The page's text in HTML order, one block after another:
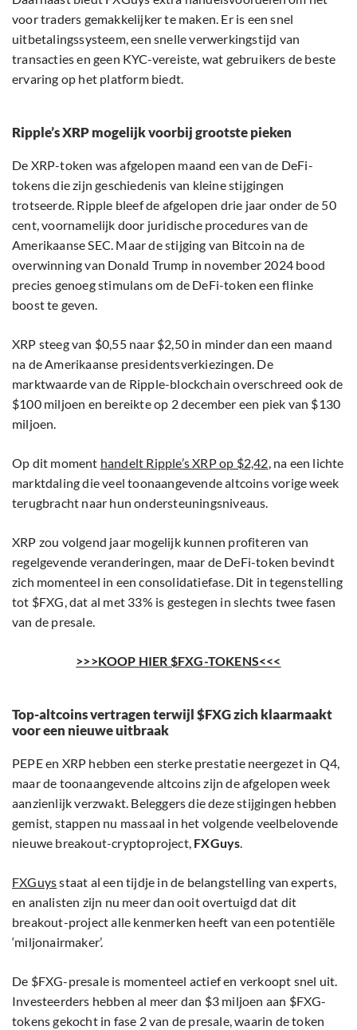
voor traders gemakkelijker te maken. Er is een snel
uitbetalingssysteem, een snelle verwerkingstijd van
transacties en geen KYC-vereiste, wat gebruikers de beste
ervaring op het platform biedt.
Ripple’s XRP mogelijk voorbij grootste pieken
De XRP-token was afgelopen maand een van de DeFi-
tokens die zijn geschiedenis van kleine stijgingen
trotseerde. Ripple bleef de afgelopen drie jaar onder de 50
cent, voornamelijk door juridische procedures van de
Amerikaanse SEC. Maar de stijging van Bitcoin na de
overwinning van Donald Trump in november 2024 bood
precies genoeg stimulans om de DeFi-token een flinke
boost te geven.
XRP steeg van $0,55 naar $2,50 in minder dan een maand
na de Amerikaanse presidentsverkiezingen. De
marktwaarde van de Ripple-blockchain overschreed ook de
$100 miljoen en bereikte op 2 december een piek van $130
miljoen.
Op dit moment handelt Ripple’s XRP op $2,42, na een lichte
marktdaling die veel toonaangevende altcoins vorige week
terugbracht naar hun ondersteuningsniveaus.
XRP zou volgend jaar mogelijk kunnen profiteren van
regelgevende veranderingen, maar de DeFi-token bevindt
zich momenteel in een consolidatiefase. Dit in tegenstelling
tot $FXG, dat al met 33% is gestegen in slechts twee fasen
van de presale.
>>>KOOP HIER $FXG-TOKENS<<<
Top-altcoins vertragen terwijl $FXG zich klaarmaakt
voor een nieuwe uitbraak
PEPE en XRP hebben een sterke prestatie neergezet in Q4,
maar de toonaangevende altcoins zijn de afgelopen week
aanzienlijk verzwakt. Beleggers die deze stijgingen hebben
gemist, stappen nu massaal in het volgende veelbelovende
nieuwe breakout-cryptoproject, FXGuys.
FXGuysstaat al een tijdje in de belangstelling van experts,
en analisten zijn nu meer dan ooit overtuigd dat dit
breakout-project alle kenmerken heeft van een potentiële
‘miljonairmaker’.
De $FXG-presale is momenteel actief en verkoopt snel uit.
Investeerders hebben al meer dan $3 miljoen aan $FXG-
tokens gekocht in fase 2 van de presale, waarin de token